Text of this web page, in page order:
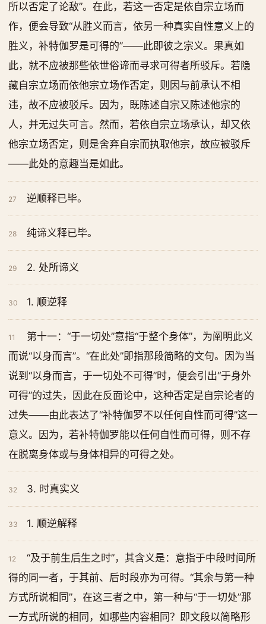
所以否定了论敌”。在此，若这一否定是依自宗立场而
作，便会导致“从胜义而言，依另一种真实自性意义上的
胜义，补特伽罗是可得的”——此即彼之宗义。果真如
此，就不应被那些依世俗谛而寻求可得者所驳斥。若隐
藏自宗立场而依他宗立场作否定，则因与前承认不相
违，故不应被驳斥。因为，既陈述自宗又陈述他宗的
人，并无过失可言。然而，若依自宗立场承认，却又依
他宗立场否定，则是舍弃自宗而执取他宗，故应被驳斥
——此处的意趣当是如此。
27 逆顺释已毕。
28 纯谛义释已毕。
29 2. 处所谛义
30 1. 顺逆释
11
第十一：“于一切处”意指“于整个身体”，为阐明此义
而说“以身而言”。“在此处”即指那段简略的文句。因为当
说到“以身而言，于一切处不可得”时，便会引出“于身外
可得”的过失，因此在反面论中，这种否定是自宗论者的
过失——由此表达了“补特伽罗不以任何自性而可得”这一
意义。因为，若补特伽罗能以任何自性而可得，则不存
在脱离身体或与身体相异的可得之处。
32 3. 时真实义
33 1. 顺逆解释
12
“及于前生后生之时”，其含义是：意指于中段时间所
得的同一者，于其前、后时段亦为可得。“其余与第一种
方式所说相同”，在这三者之中，第一种与“于一切处”那
一方式所说的相同，如哪些内容相同？即文段以简略形